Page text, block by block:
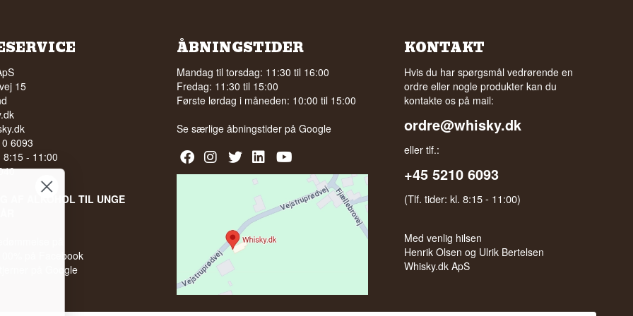
15
6093
8:15 - 11:00
AF ALKOHOL TIL UNGE
på Facebook
på Google
ÅBNINGSTIDER
Mandag til torsdag: 11:30 til 16:00
Fredag: 11:30 til 15:00
Første lørdag i måneden: 10:00 til 15:00
Se særlige åbningstider på Google
KONTAKT
Hvis du har spørgsmål vedrørende en
ordre eller nogle produkter kan du
kontakte os på mail:
ordre@whisky.dk
eller tlf.:
+45 5210 6093
(Tlf. tider: kl. 8:15 - 11:00)
Med venlig hilsen
Henrik Olsen og Ulrik Bertelsen
Whisky.dk ApS